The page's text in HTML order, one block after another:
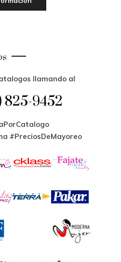
llamando al
825-9452
#PreciosDeMayoreo